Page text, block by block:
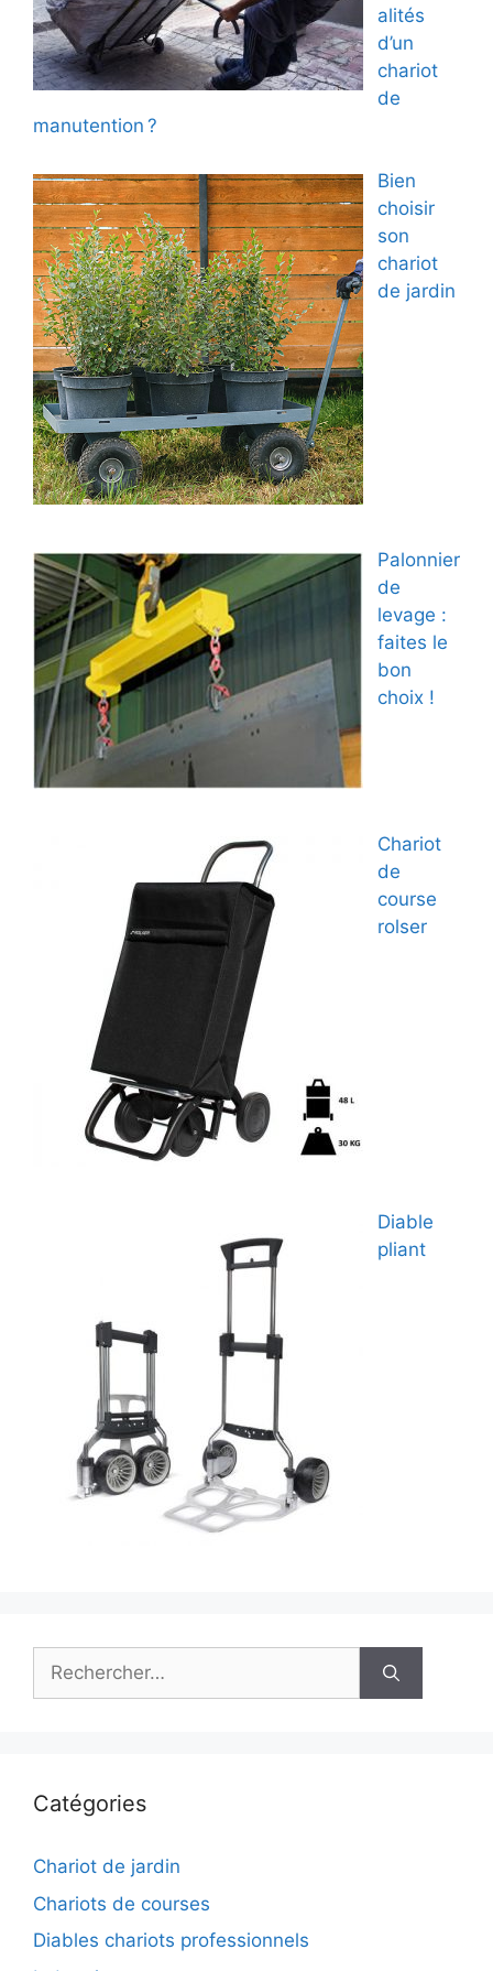
alités
d’un
chariot
de
manutention ?
Bien
choisir
son
chariot
de jardin
Palonnier
de
levage :
faites le
bon
choix !
Chariot
de
course
rolser
Diable
pliant
Rechercher :
Catégories
Chariot de jardin
Chariots de courses
Diables chariots professionnels